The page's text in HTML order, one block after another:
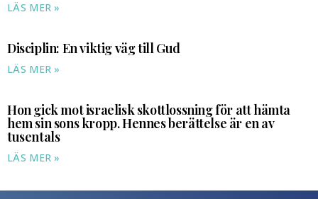
LÄS MER »
Disciplin: En viktig väg till Gud
LÄS MER »
Hon gick mot israelisk skottlossning för att hämta
hem sin sons kropp. Hennes berättelse är en av
tusentals
LÄS MER »